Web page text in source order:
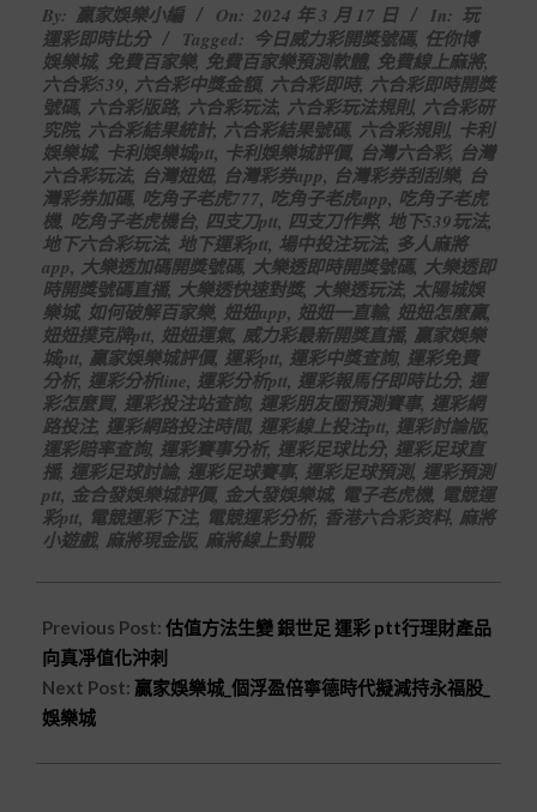
03-
17
By: 贏家娛樂小編 On: 2024 年 3 月 17 日 In: 玩
運彩即時比分
Tagged: 今日威力彩開獎號碼, 任你博
娛樂城, 免費百家樂, 免費百家樂預測軟體, 免費線上麻將,
六合彩539, 六合彩中獎金額, 六合彩即時, 六合彩即時開獎
號碼, 六合彩版路, 六合彩玩法, 六合彩玩法規則, 六合彩研
究院, 六合彩結果統計, 六合彩結果號碼, 六合彩規則, 卡利
娛樂城, 卡利娛樂城ptt, 卡利娛樂城評價, 台灣六合彩, 台灣
六合彩玩法, 台灣妞妞, 台灣彩券app, 台灣彩券刮刮樂, 台
灣彩券加碼, 吃角子老虎777, 吃角子老虎app, 吃角子老虎
機, 吃角子老虎機台, 四支刀ptt, 四支刀作弊, 地下539玩法,
地下六合彩玩法, 地下運彩ptt, 場中投注玩法, 多人麻將
app, 大樂透加碼開獎號碼, 大樂透即時開獎號碼, 大樂透即
時開獎號碼直播, 大樂透快速對獎, 大樂透玩法, 太陽城娛
樂城, 如何破解百家樂, 妞妞app, 妞妞一直輸, 妞妞怎麼贏,
妞妞撲克牌ptt, 妞妞運氣, 威力彩最新開獎直播, 贏家娛樂
城ptt, 贏家娛樂城評價, 運彩ptt, 運彩中獎查詢, 運彩免費
分析, 運彩分析line, 運彩分析ptt, 運彩報馬仔即時比分, 運
彩怎麼買, 運彩投注站查詢, 運彩朋友圈預測賽事, 運彩網
路投注, 運彩網路投注時間, 運彩線上投注ptt, 運彩討論版,
運彩賠率查詢, 運彩賽事分析, 運彩足球比分, 運彩足球直
播, 運彩足球討論, 運彩足球賽事, 運彩足球預測, 運彩預測
ptt, 金合發娛樂城評價, 金大發娛樂城, 電子老虎機, 電競運
彩ptt, 電競運彩下注, 電競運彩分析, 香港六合彩资料, 麻將
小遊戲, 麻將現金版, 麻將線上對戰
Previous Post: 估值方法生變 銀世足 運彩 ptt行理財產品
向真凈值化沖刺
Next Post: 贏家娛樂城_個浮盈倍寧德時代擬減持永福股_
娛樂城